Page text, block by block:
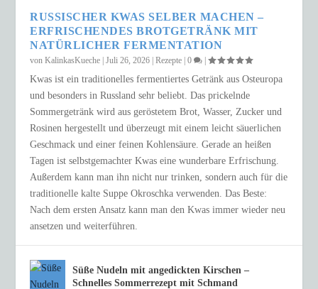
RUSSISCHER KWAS SELBER MACHEN –
ERFRISCHENDES BROTGETRÄNK MIT
NATÜRLICHER FERMENTATION
vonKalinkasKueche |Juli 26, 2026 |Rezepte |0 |
Kwas ist ein traditionelles fermentiertes Getränk aus Osteuropa
und besonders in Russland sehr beliebt. Das prickelnde
Sommergetränk wird aus geröstetem Brot, Wasser, Zucker und
Rosinen hergestellt und überzeugt mit einem leicht säuerlichen
Geschmack und einer feinen Kohlensäure. Gerade an heißen
Tagen ist selbstgemachter Kwas eine wunderbare Erfrischung.
Außerdem kann man ihn nicht nur trinken, sondern auch für die
traditionelle kalte Suppe Okroschka verwenden. Das Beste:
Nach dem ersten Ansatz kann man den Kwas immer wieder neu
ansetzen und weiterführen.
Süße Nudeln mit angedickten Kirschen –
Schnelles Sommerrezept mit Schmand